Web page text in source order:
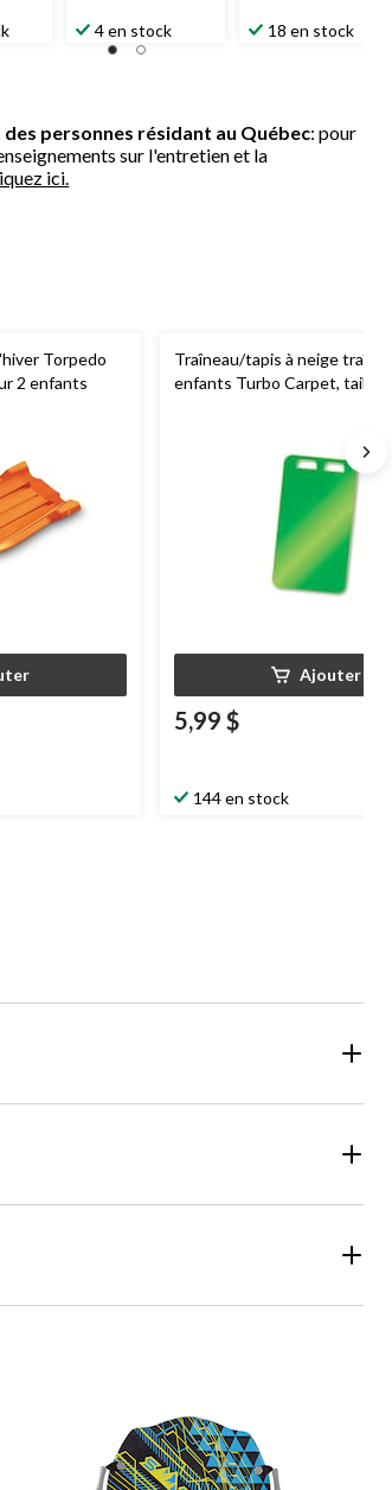
4 en stock 18 en stock
personnes résidant au Québec: pour
sur l'entretien et la
ici.
Torpedo
2 enfants
Traîneau/tapis à neige
enfants Turbo Carpet, tailles
Ajouter
5,99 $
144 en stock